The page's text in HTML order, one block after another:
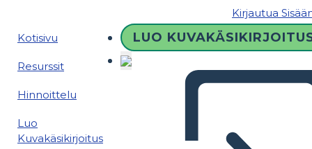
Kirjautua
Kotisivu
Resurssit
Hinnoittelu
Luo
Kuvakäsikirjoitus
LUO